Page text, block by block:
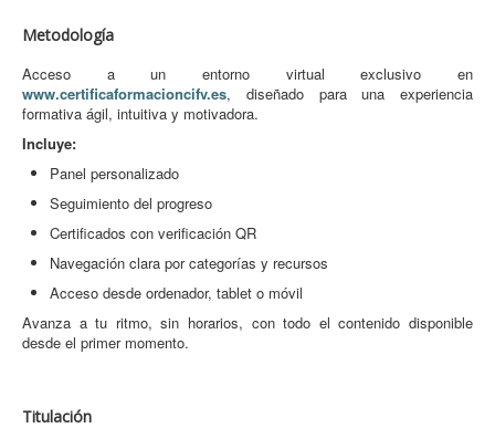
Metodología
Acceso a un entorno virtual exclusivo en
www.certificaformacioncifv.es, diseñado para una experiencia
formativa ágil, intuitiva y motivadora.
Incluye:
Panel personalizado
Seguimiento del progreso
Certificados con verificación QR
Navegación clara por categorías y recursos
Acceso desde ordenador, tablet o móvil
Avanza a tu ritmo, sin horarios, con todo el contenido disponible
desde el primer momento.
Titulación